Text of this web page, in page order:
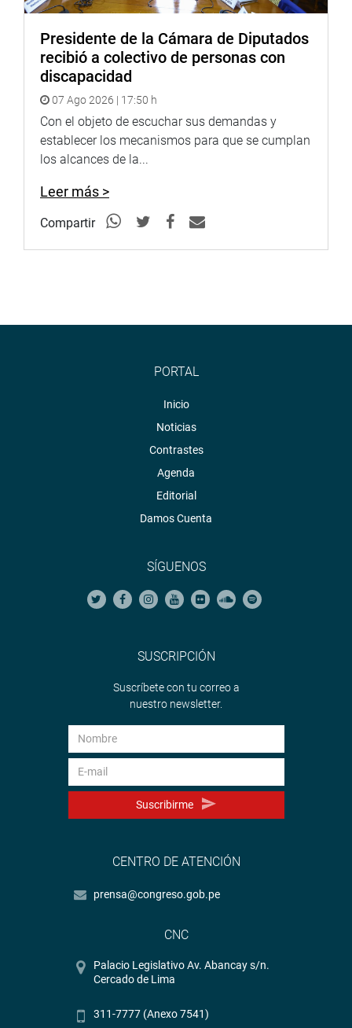
Presidente de la Cámara de Diputados
recibió a colectivo de personas con
discapacidad
07 Ago 2026 | 17:50 h
Con el objeto de escuchar sus demandas y
establecer los mecanismos para que se cumplan
los alcances de la...
Leer más >
Compartir
PORTAL
Inicio
Noticias
Contrastes
Agenda
Editorial
Damos Cuenta
SÍGUENOS
SUSCRIPCIÓN
Suscríbete con tu correo a
nuestro newsletter.
Suscribirme
CENTRO DE ATENCIÓN
prensa@congreso.gob.pe
CNC
Palacio Legislativo Av. Abancay s/n.
Cercado de Lima
311-7777 (Anexo 7541)